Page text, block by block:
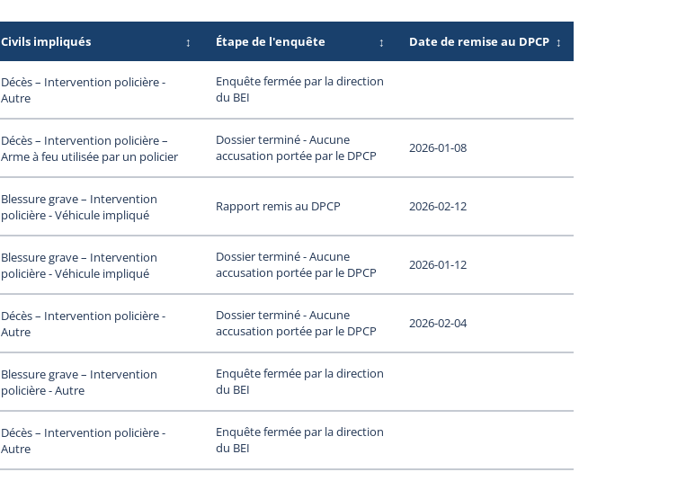
Civils impliqués ↕ Étape de l'enquête ↕ Date de remise au DPCP ↕
Décès – Intervention policière -
Autre
Enquête fermée par la direction
du BEI
Décès – Intervention policière –
Arme à feu utilisée par un policier
Dossier terminé - Aucune
accusation portée par le DPCP
2026-01-08
Blessure grave – Intervention
policière - Véhicule impliqué
Rapport remis au DPCP 2026-02-12
Blessure grave – Intervention
policière - Véhicule impliqué
Dossier terminé - Aucune
accusation portée par le DPCP
2026-01-12
Décès – Intervention policière -
Autre
Dossier terminé - Aucune
accusation portée par le DPCP
2026-02-04
Blessure grave – Intervention
policière - Autre
Enquête fermée par la direction
du BEI
Décès – Intervention policière -
Autre
Enquête fermée par la direction
du BEI